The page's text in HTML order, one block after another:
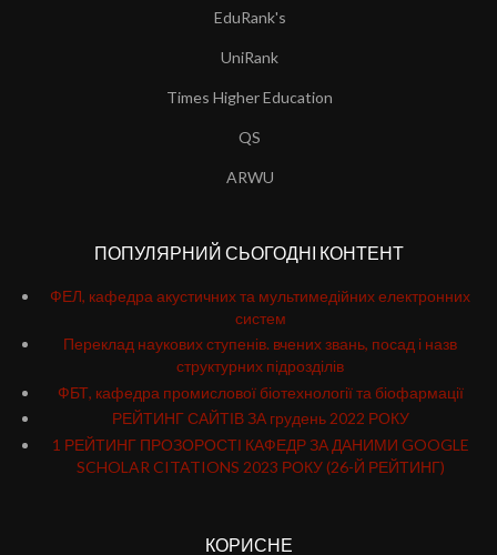
EduRank's
UniRank
Times Higher Education
QS
ARWU
ПОПУЛЯРНИЙ СЬОГОДНІ КОНТЕНТ
ФЕЛ, кафедра акустичних та мультимедійних електронних
систем
Переклад наукових ступенів. вчених звань, посад і назв
структурних підрозділів
ФБТ, кафедра промислової біотехнології та біофармації
РЕЙТИНГ САЙТІВ ЗА грудень 2022 РОКУ
1 РЕЙТИНГ ПРОЗОРОСТІ КАФЕДР ЗА ДАНИМИ GOOGLE
SCHOLAR CITATIONS 2023 РОКУ (26-Й РЕЙТИНГ)
КОРИСНЕ